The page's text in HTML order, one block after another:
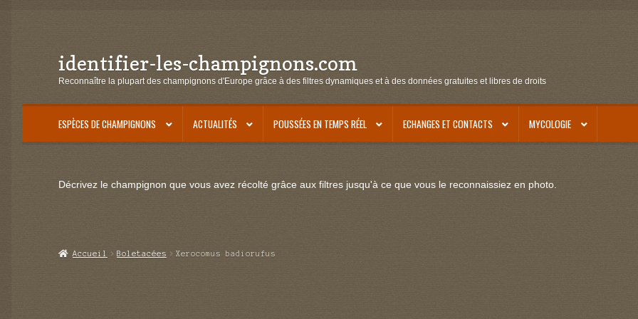
Aller
à
navigation
Aller
au
identifier-les-champignons.com
Reconnaître la plupart des champignons d'Europe grâce à des filtres dynamiques et à des données gratuites et libres de droits
ESPÈCES DE CHAMPIGNONS ACTUALITÉS POUSSÉES EN TEMPS RÉEL ECHANGES ET CONTACTS MYCOLOGIE
Décrivez le champignon que vous avez récolté grâce aux filtres jusqu'à ce que vous le reconnaissiez en photo.
Accueil Boletacées Xerocomus badiorufus